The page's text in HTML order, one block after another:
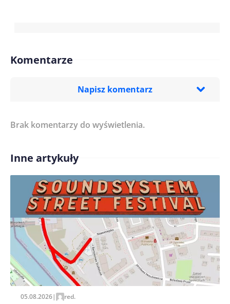
Komentarze
Napisz komentarz
Treść komentarza*
Imię/ Nick*
Zapamiętaj moje dane w tej przeglądarce podczas
pisania kolejnych komentarzy.
Brak komentarzy do wyświetlenia.
Inne artykuły
05.08.2026| red.